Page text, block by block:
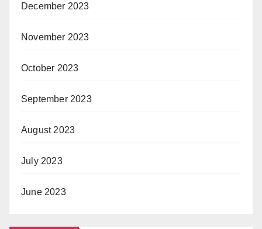
December 2023
November 2023
October 2023
September 2023
August 2023
July 2023
June 2023